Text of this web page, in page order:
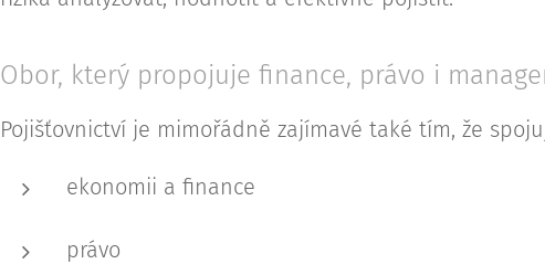
Obor, který propojuje finance, právo i
Pojišťovnictví je mimořádně zajímavé také tím, že
ekonomii a finance
právo